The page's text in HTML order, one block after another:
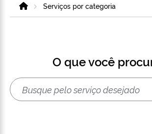
HomeServiços por categoria
O que você